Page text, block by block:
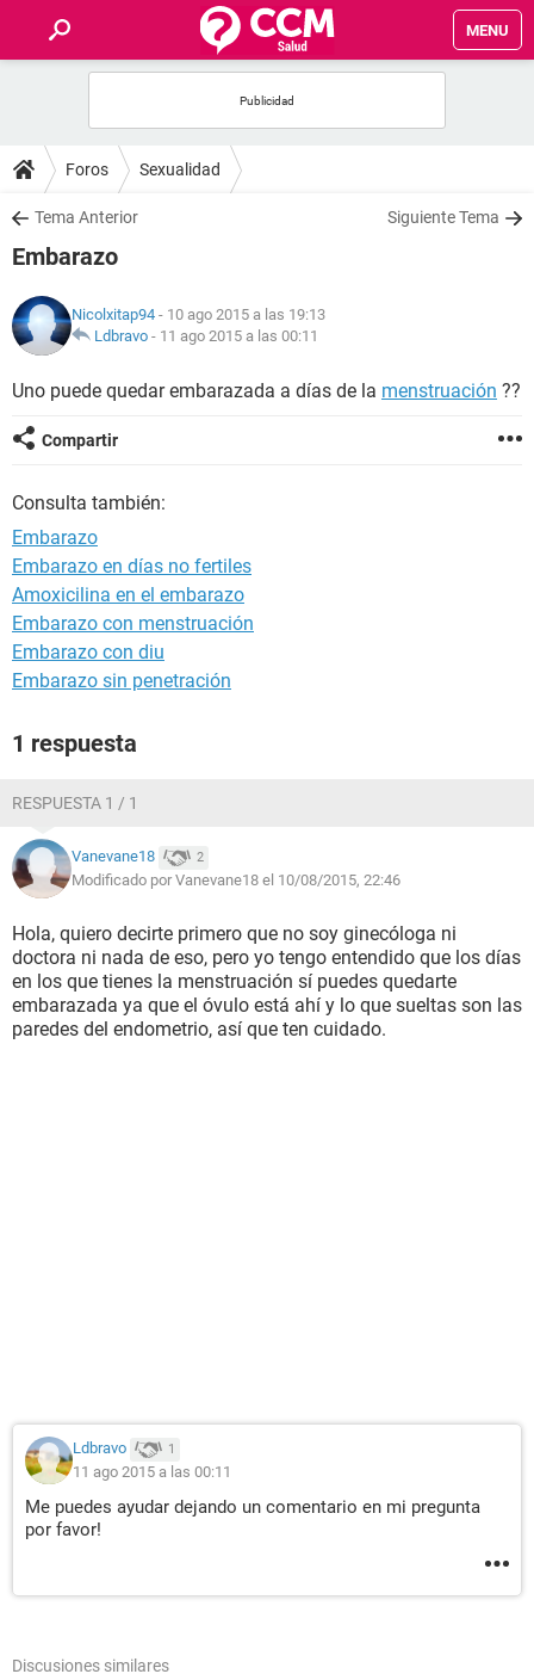
MENU
FOROS
SALUD
NUTRICIÓN
BIENESTAR
SEXUALIDAD
Foros Sexualidad
Tema Anterior Siguiente Tema
Embarazo
Nicolxitap94 - 10 ago 2015 a las 19:13
Ldbravo - 11 ago 2015 a las 00:11
Uno puede quedar embarazada a días de la menstruación ??
Compartir
Consulta también:
Embarazo
Embarazo en días no fertiles
Amoxicilina en el embarazo
Embarazo con menstruación
Embarazo con diu
Embarazo sin penetración
1 respuesta
RESPUESTA 1 / 1
Vanevane18 2
Modificado por Vanevane18 el 10/08/2015, 22:46
Hola, quiero decirte primero que no soy ginecóloga ni
doctora ni nada de eso, pero yo tengo entendido que los días
en los que tienes la menstruación sí puedes quedarte
embarazada ya que el óvulo está ahí y lo que sueltas son las
paredes del endometrio, así que ten cuidado.
Ldbravo 1
11 ago 2015 a las 00:11
Me puedes ayudar dejando un comentario en mi pregunta
por favor!
Discusiones similares